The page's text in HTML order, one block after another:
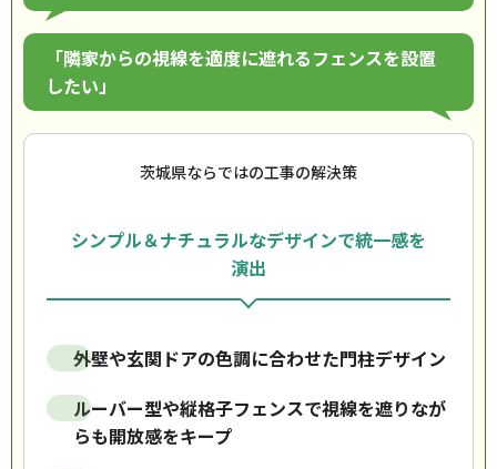
「隣家からの視線を適度に遮れるフェンスを設置
したい」
茨城県ならではの工事の解決策
シンプル＆ナチュラルなデザインで統一感を
演出
外壁や玄関ドアの色調に合わせた門柱デザイン
ルーバー型や縦格子フェンスで視線を遮りなが
らも開放感をキープ